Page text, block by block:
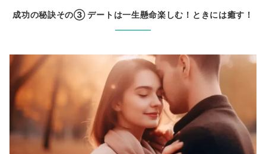
成功の秘訣その③ デートは一生懸命楽しむ！ときには癒す！